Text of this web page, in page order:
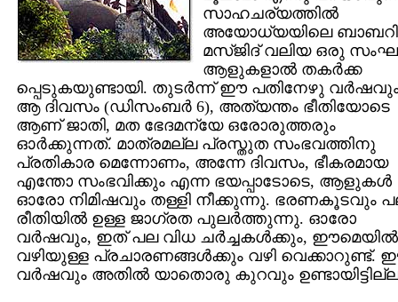
സാഹചര്യത്തില്‍
അയോധ്യയിലെ ബാബറി
മസ്ജിദ്‌ വലിയ ഒരു
ആളുകളാല്‍ തകര്‍ക്ക
പ്പെടുകയുണ്ടായി. തുടര്‍ന്ന് ഈ പതിനേഴു
ആ ദിവസം (ഡിസംബര്‍ 6), അത്യന്തം ഭീതിയോടെ
ആണ്‌ ജാതി, മത ഭേദമന്യേ ഒരോരുത്തരും
ഓര്‍ക്കുന്നത്‌. മാത്രമല്ല പ്രസ്തുത സംഭവത്തിനു
പ്രതികാര മെന്നോണം, അന്നേ ദിവസം, ഭീകരമായ
എന്തോ സംഭവിക്കും എന്ന ഭയപ്പാടോടെ, ആളുകള്‍
ഓരോ നിമിഷവും തള്ളി നീക്കുന്നു. ഭരണകൂടവും
രീതിയില്‍ ഉള്ള ജാഗ്രത പുലര്‍ത്തുന്നു. ഓരോ
വര്‍ഷവും, ഇത്‌ പല വിധ ചര്‍ച്ചകള്‍ക്കും, ഈമെയില്‍
വഴിയുള്ള പ്രചാരണങ്ങള്‍ക്കും വഴി വെക്കാറുണ്ട്‌.
വര്‍ഷവും അതില്‍ യാതൊരു കുറവും